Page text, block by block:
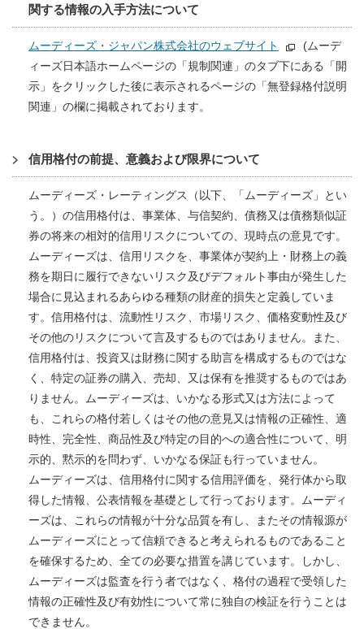
関する情報の入手方法について
ムーディーズ・ジャパン株式会社のウェブサイト
(ムーデ
ィーズ日本語ホームページの「規制関連」のタブ下にある「開
示」をクリックした後に表示されるページの「無登録格付説明
関連」の欄に掲載されております。
信用格付の前提、意義および限界について
ムーディーズ・レーティングス（以下、「ムーディーズ」とい
う。）の信用格付は、事業体、与信契約、債務又は債務類似証
券の将来の相対的信用リスクについての、現時点の意見です。
ムーディーズは、信用リスクを、事業体が契約上・財務上の義
務を期日に履行できないリスク及びデフォルト事由が発生した
場合に見込まれるあらゆる種類の財産的損失と定義していま
す。信用格付は、流動性リスク、市場リスク、価格変動性及び
その他のリスクについて言及するものではありません。また、
信用格付は、投資又は財務に関する助言を構成するものではな
く、特定の証券の購入、売却、又は保有を推奨するものではあ
りません。ムーディーズは、いかなる形式又は方法によって
も、これらの格付若しくはその他の意見又は情報の正確性、適
時性、完全性、商品性及び特定の目的への適合性について、明
示的、黙示的を問わず、いかなる保証も行っていません。
ムーディーズは、信用格付に関する信用評価を、発行体から取
得した情報、公表情報を基礎として行っております。ムーディ
ーズは、これらの情報が十分な品質を有し、またその情報源が
ムーディーズにとって信頼できると考えられるものであること
を確保するため、全ての必要な措置を講じています。しかし、
ムーディーズは監査を行う者ではなく、格付の過程で受領した
情報の正確性及び有効性について常に独自の検証を行うことは
できません。